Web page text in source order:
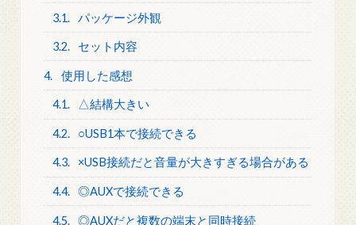
3.1. パッケージ外観
3.2. セット内容
4. 使用した感想
4.1. △結構大きい
4.2. ○USB1本で接続できる
4.3. ×USB接続だと音量が大きすぎる場合がある
4.4. ◎AUXで接続できる
4.5. ◎AUXだと複数の端末と同時接続